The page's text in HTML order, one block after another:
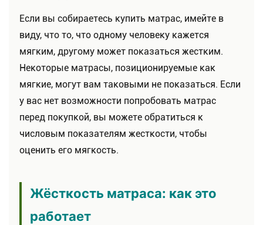
Если вы собираетесь купить матрас, имейте в
виду, что то, что одному человеку кажется
мягким, другому может показаться жестким.
Некоторые матрасы, позиционируемые как
мягкие, могут вам таковыми не показаться. Если
у вас нет возможности попробовать матрас
перед покупкой, вы можете обратиться к
числовым показателям жесткости, чтобы
оценить его мягкость.
Жёсткость матраса: как это
работает